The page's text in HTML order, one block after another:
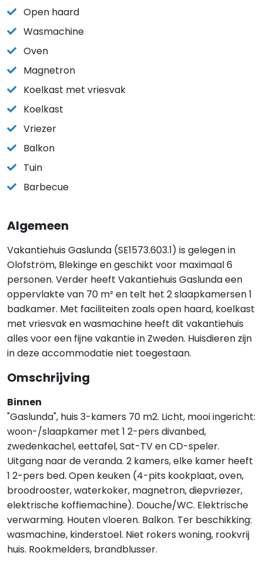
Open haard
Wasmachine
Oven
Magnetron
Koelkast met vriesvak
Koelkast
Vriezer
Balkon
Tuin
Barbecue
Algemeen
Vakantiehuis Gaslunda (SE1573.603.1) is gelegen in
Olofström, Blekinge en geschikt voor maximaal 6
personen. Verder heeft Vakantiehuis Gaslunda een
oppervlakte van 70 m² en telt het 2 slaapkamersen 1
badkamer. Met faciliteiten zoals open haard, koelkast
met vriesvak en wasmachine heeft dit vakantiehuis
alles voor een fijne vakantie in Zweden. Huisdieren zijn
in deze accommodatie niet toegestaan.
Omschrijving
Binnen
"Gaslunda", huis 3-kamers 70 m2. Licht, mooi ingericht:
woon-/slaapkamer met 1 2-pers divanbed,
zwedenkachel, eettafel, Sat-TV en CD-speler.
Uitgang naar de veranda. 2 kamers, elke kamer heeft
1 2-pers bed. Open keuken (4-pits kookplaat, oven,
broodrooster, waterkoker, magnetron, diepvriezer,
elektrische koffiemachine). Douche/WC. Elektrische
verwarming. Houten vloeren. Balkon. Ter beschikking:
wasmachine, kinderstoel. Niet rokers woning, rookvrij
huis. Rookmelders, brandblusser.